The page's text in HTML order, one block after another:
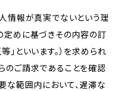
情報が真実でないという理
定めに基づきその内容の訂
」といいます。）を求められ
のご請求であることを確認
な範囲内において、遅滞な